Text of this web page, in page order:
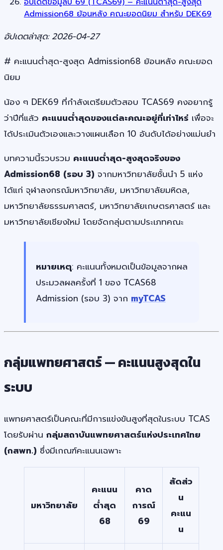
Admission68 ย้อนหลัง คณะยอดนิยม สำหรับ DEK69
อัปเดตล่าสุด: 2026-04-27
# คะแนนต่ำสุด-สูงสุด Admission68 ย้อนหลัง คณะยอด
นิยม
น้อง ๆ DEK69 ที่กำลังเตรียมตัวสอบ TCAS69 คงอยากรู้
ว่าปีที่แล้ว คะแนนต่ำสุดของแต่ละคณะอยู่ที่เท่าไหร่ เพื่อจะ
ได้ประเมินตัวเองและวางแผนเลือก 10 อันดับได้อย่างแม่นยำ
บทความนี้รวบรวม คะแนนต่ำสุด-สูงสุดจริงของ
Admission68 (รอบ 3) จากมหาวิทยาลัยชั้นนำ 5 แห่ง
ได้แก่ จุฬาลงกรณ์มหาวิทยาลัย, มหาวิทยาลัยมหิดล,
มหาวิทยาลัยธรรมศาสตร์, มหาวิทยาลัยเกษตรศาสตร์ และ
มหาวิทยาลัยเชียงใหม่ โดยจัดกลุ่มตามประเภทคณะ
หมายเหตุ: คะแนนทั้งหมดเป็นข้อมูลจากผล
ประมวลผลครั้งที่ 1 ของ TCAS68
Admission (รอบ 3) จาก myTCAS
กลุ่มแพทยศาสตร์ — คะแนนสูงสุดใน
ระบบ
แพทยศาสตร์เป็นคณะที่มีการแข่งขันสูงที่สุดในระบบ TCAS
โดยรับผ่าน กลุ่มสถาบันแพทยศาสตร์แห่งประเทศไทย
(กสพท.) ซึ่งมีเกณฑ์คะแนนเฉพาะ
มหาวิทยาลัย
คะแนน
ต่ำสุด
68
คาด
การณ์
69
สัดส่ว
น
คะแน
น